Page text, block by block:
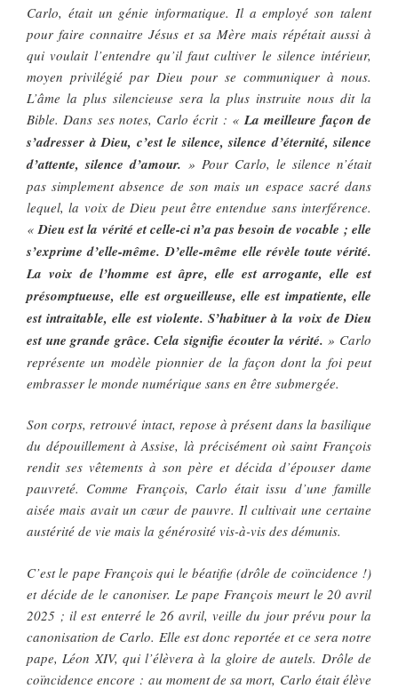
Carlo, était un génie informatique. Il a employé son talent
pour faire connaitre Jésus et sa Mère mais répétait aussi à
qui voulait l’entendre qu’il faut cultiver le silence intérieur,
moyen privilégié par Dieu pour se communiquer à nous.
L’âme la plus silencieuse sera la plus instruite nous dit la
Bible. Dans ses notes, Carlo écrit : «La meilleure façon de
s’adresser à Dieu, c’est le silence, silence d’éternité, silence
d’attente, silence d’amour. » Pour Carlo, le silence n’était
pas simplement absence de son mais un espace sacré dans
lequel, la voix de Dieu peut être entendue sans interférence.
«Dieu est la vérité et celle-ci n’a pas besoin de vocable ; elle
s’exprime d’elle-même. D’elle-même elle révèle toute vérité.
La voix de l’homme est âpre, elle est arrogante, elle est
présomptueuse, elle est orgueilleuse, elle est impatiente, elle
est intraitable, elle est violente. S’habituer à la voix de Dieu
est une grande grâce. Cela signifie écouter la vérité. » Carlo
représente un modèle pionnier de la façon dont la foi peut
embrasser le monde numérique sans en être submergée.
Son corps, retrouvé intact, repose à présent dans la basilique
du dépouillement à Assise, là précisément où saint François
rendit ses vêtements à son père et décida d’épouser dame
pauvreté. Comme François, Carlo était issu d’une famille
aisée mais avait un cœur de pauvre. Il cultivait une certaine
austérité de vie mais la générosité vis-à-vis des démunis.
C’est le pape François qui le béatifie (drôle de coïncidence !)
et décide de le canoniser. Le pape François meurt le 20 avril
2025 ; il est enterré le 26 avril, veille du jour prévu pour la
canonisation de Carlo. Elle est donc reportée et ce sera notre
pape, Léon XIV, qui l’élèvera à la gloire de autels. Drôle de
coïncidence encore : au moment de sa mort, Carlo était élève